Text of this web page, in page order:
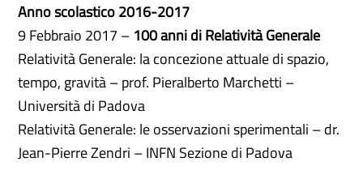
Anno scolastico 2016-2017
9 Febbraio 2017 – 100 anni di Relatività Generale
Relatività Generale: la concezione attuale di spazio,
tempo, gravità – prof. Pieralberto Marchetti –
Università di Padova
Relatività Generale: le osservazioni sperimentali – dr.
Jean-Pierre Zendri – INFN Sezione di Padova